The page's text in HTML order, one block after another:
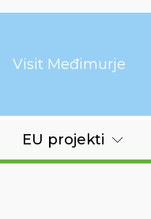
Visit Međimurje
EU projekti